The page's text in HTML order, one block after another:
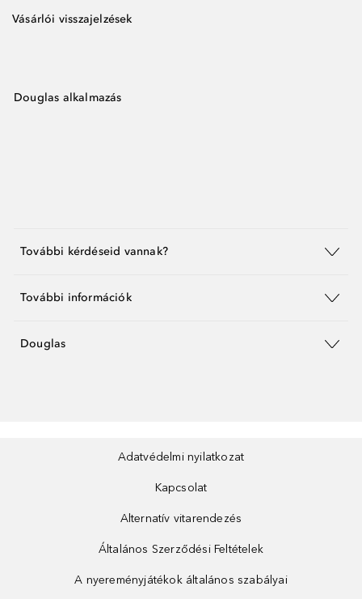
Vásárlói visszajelzések
Douglas alkalmazás
További kérdéseid vannak?
További információk
Douglas
Adatvédelmi nyilatkozat
Kapcsolat
Alternatív vitarendezés
Általános Szerződési Feltételek
A nyereményjátékok általános szabályai